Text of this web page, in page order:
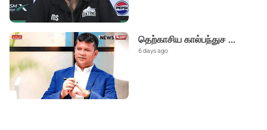
தெற்காசிய கால்பந்துச ...
6 days ago